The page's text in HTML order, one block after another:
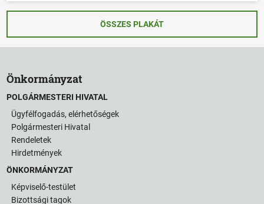
ÖSSZES PLAKÁT
Önkormányzat
POLGÁRMESTERI HIVATAL
Ügyfélfogadás, elérhetőségek
Polgármesteri Hivatal
Rendeletek
Hirdetmények
ÖNKORMÁNYZAT
Képviselő-testület
Bizottsági tagok